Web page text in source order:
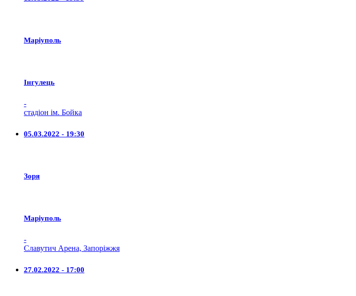
Маріуполь
Iнгулець
-
стадіон ім. Бойка
05.03.2022 - 19:30
Зоря
Маріуполь
-
Славутич Арена, Запоріжжя
27.02.2022 - 17:00